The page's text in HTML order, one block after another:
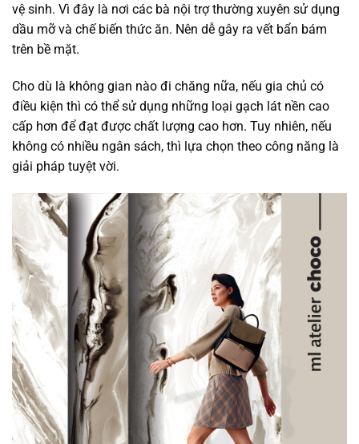
vệ sinh. Vì đây là nơi các bà nội trợ thường xuyên sử dụng
dầu mỡ và chế biến thức ăn. Nên dễ gây ra vết bẩn bám
trên bề mặt.
Cho dù là không gian nào đi chăng nữa, nếu gia chủ có
điều kiện thì có thể sử dụng những loại gạch lát nền cao
cấp hơn để đạt được chất lượng cao hơn. Tuy nhiên, nếu
không có nhiều ngân sách, thì lựa chọn theo công năng là
giải pháp tuyệt vời.